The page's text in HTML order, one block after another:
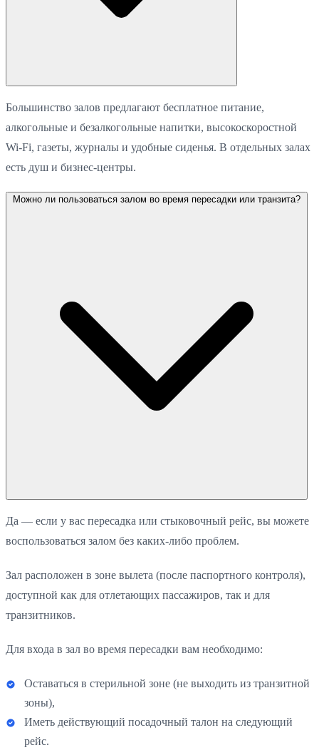
Большинство залов предлагают бесплатное питание,
алкогольные и безалкогольные напитки, высокоскоростной
Wi-Fi, газеты, журналы и удобные сиденья. В отдельных залах
есть душ и бизнес-центры.
Можно ли пользоваться залом во время пересадки или транзита?
Да — если у вас пересадка или стыковочный рейс, вы можете
воспользоваться залом без каких-либо проблем.
Зал расположен в зоне вылета (после паспортного контроля),
доступной как для отлетающих пассажиров, так и для
транзитников.
Для входа в зал во время пересадки вам необходимо:
Оставаться в стерильной зоне (не выходить из транзитной
зоны),
Иметь действующий посадочный талон на следующий
рейс.